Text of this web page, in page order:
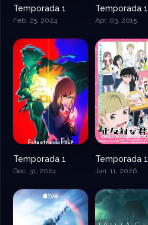
Temporada 1
Feb. 25, 2024
Temporada 1
Apr. 03, 2015
Temporada 1
Dec. 31, 2024
Temporada 1
Jan. 11, 2026